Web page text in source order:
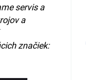
servis a
a
značiek: